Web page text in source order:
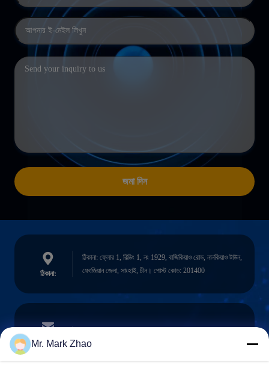
জমা দিন
ঠিকানা:
ঠিকানা: ফ্লোর 1, বিল্ডিং 1, নং 1929, বাজিকিয়াও রোড, নানকিয়াও টাউন,
ফেংজিয়ান জেলা, সাংহাই, চীন। পোস্ট কোড: 201400
ই-মেইল
Mr. Mark Zhao